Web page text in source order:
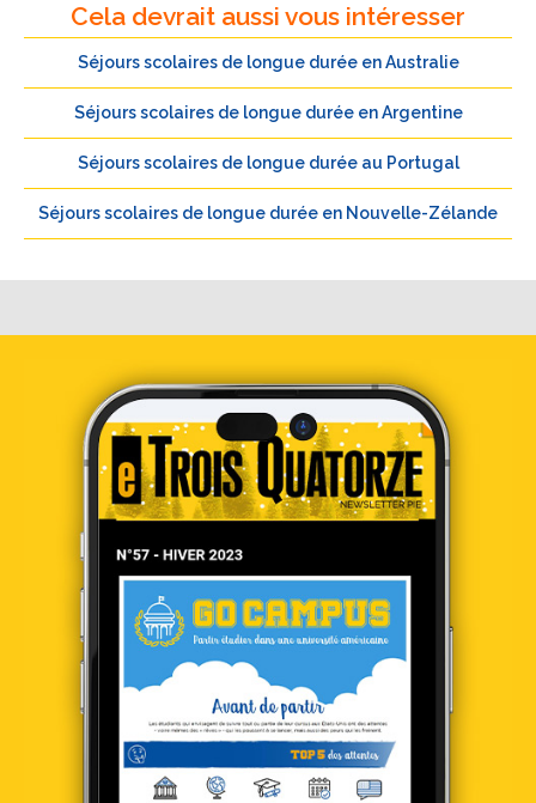
Cela devrait aussi vous intéresser
Séjours scolaires de longue durée en Australie
Séjours scolaires de longue durée en Argentine
Séjours scolaires de longue durée au Portugal
Séjours scolaires de longue durée en Nouvelle-Zélande